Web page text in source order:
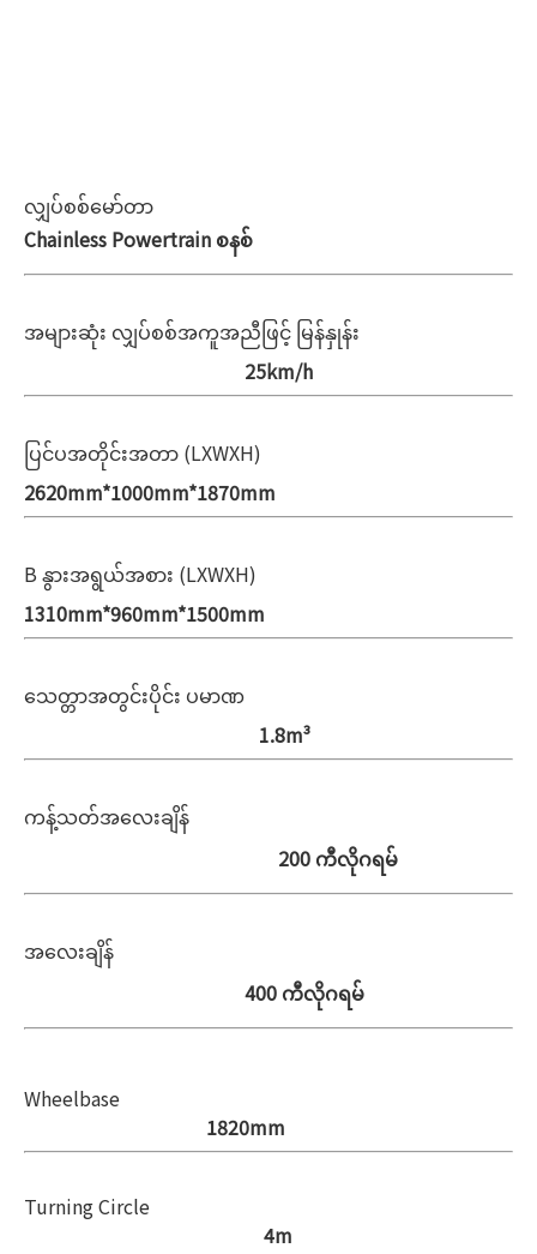
လျှပ်စစ်မော်တာ
Chainless Powertrain စနစ်
အများဆုံး လျှပ်စစ်အကူအညီဖြင့် မြန်နှုန်း
25km/h
ပြင်ပအတိုင်းအတာ (LXWXH)
2620mm*1000mm*1870mm
B နွားအရွယ်အစား (LXWXH)
1310mm*960mm*1500mm
သေတ္တာအတွင်းပိုင်း ပမာဏ
1.8m³
ကန့်သတ်အလေးချိန်
200 ကီလိုဂရမ်
အလေးချိန်
400 ကီလိုဂရမ်
Wheelbase
1820mm
Turning Circle
4m